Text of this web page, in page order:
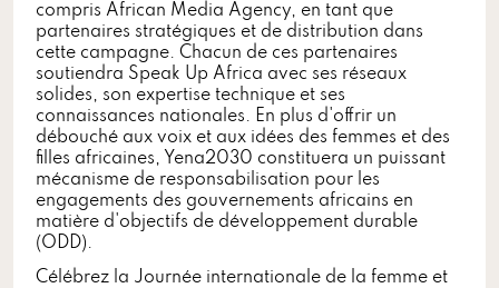
compris African Media Agency, en tant que
partenaires stratégiques et de distribution dans
cette campagne. Chacun de ces partenaires
soutiendra Speak Up Africa avec ses réseaux
solides, son expertise technique et ses
connaissances nationales. En plus d'offrir un
débouché aux voix et aux idées des femmes et des
filles africaines, Yena2030 constituera un puissant
mécanisme de responsabilisation pour les
engagements des gouvernements africains en
matière d'objectifs de développement durable
(ODD).
Célébrez la Journée internationale de la femme et